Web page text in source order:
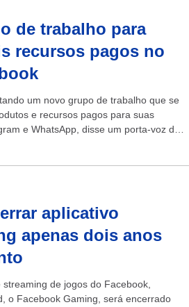
de trabalho para
recursos pagos no
um novo grupo de trabalho que se
e recursos pagos para suas
e WhatsApp, disse um porta-voz da
aplicativo
apenas dois anos
de jogos do Facebook,
o Facebook Gaming, será encerrado